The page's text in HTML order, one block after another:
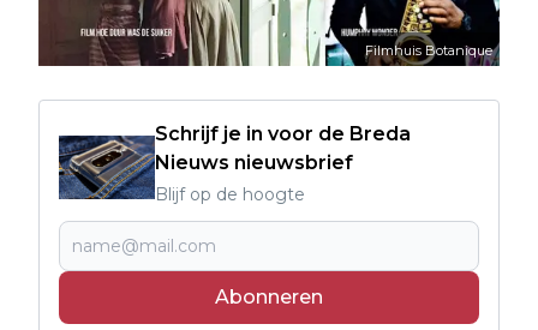
Filmhuis Botanique
Schrijf je in voor de Breda
Nieuws nieuwsbrief
Blijf op de hoogte
Abonneren